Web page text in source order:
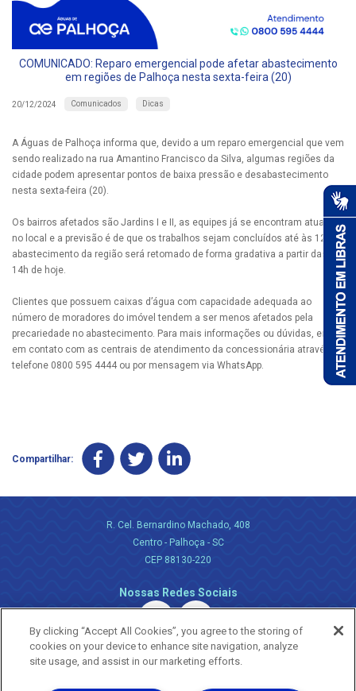
COMUNICADO: Reparo emergencial pode afetar abastecimento
em regiões de Palhoça nesta sexta-feira (20)
20/12/2024 Comunicados Dicas
A Águas de Palhoça informa que, devido a um reparo emergencial que vem
sendo realizado na rua Amantino Francisco da Silva, algumas regiões da
cidade podem apresentar pontos de baixa pressão e desabastecimento
nesta sexta-feira (20).
Os bairros afetados são Jardins I e II, as equipes já se encontram atuando
no local e a previsão é de que os trabalhos sejam concluídos até às 12h. O
abastecimento da região será retomado de forma gradativa a partir das
14h de hoje.
Clientes que possuem caixas d’água com capacidade adequada ao
número de moradores do imóvel tendem a ser menos afetados pela
precariedade no abastecimento. Para mais informações ou dúvidas, entre
em contato com as centrais de atendimento da concessionária através do
telefone 0800 595 4444 ou por mensagem via WhatsApp.
Compartilhar:
R. Cel. Bernardino Machado, 408
Centro - Palhoça - SC
CEP 88130-220
Nossas Redes Sociais
By clicking “Accept All Cookies”, you agree to the storing of
cookies on your device to enhance site navigation, analyze
site usage, and assist in our marketing efforts.